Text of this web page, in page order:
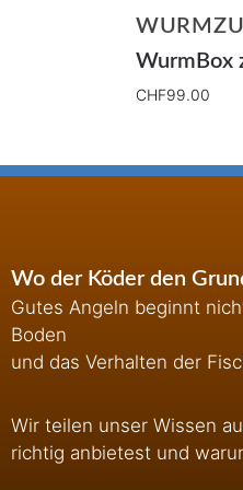
WurmBox
CHF99.00
Wo der Köder den
Gutes Angeln beginnt
Boden
und das Verhalten der
Wir teilen unser Wissen
richtig anbietest und